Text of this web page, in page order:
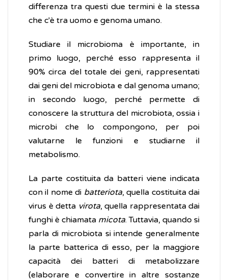
differenza tra questi due termini è la stessa
che c'è tra uomo e genoma umano.
Studiare il microbioma è importante, in
primo luogo, perché esso rappresenta il
90% circa del totale dei geni, rappresentati
dai geni del microbiota e dal genoma umano;
in secondo luogo, perché permette di
conoscere la struttura del microbiota, ossia i
microbi che lo compongono, per poi
valutarne le funzioni e studiarne il
metabolismo.
La parte costituita da batteri viene indicata
con il nome di batteriota, quella costituita dai
virus è detta virota, quella rappresentata dai
funghi è chiamata micota. Tuttavia, quando si
parla di microbiota si intende generalmente
la parte batterica di esso, per la maggiore
capacità dei batteri di metabolizzare
(elaborare e convertire in altre sostanze